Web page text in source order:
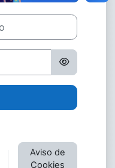
Aviso de
Cookies